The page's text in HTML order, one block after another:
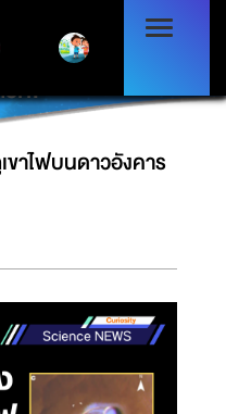
าไฟบนดาวอังคาร
รก!
าไฟบนดาวอังคาร